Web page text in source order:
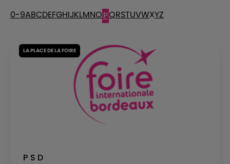
0-9ABCDEFGHIJKLMNOPQRSTUVWXYZ
LA PLACE DE LA FOIRE
P S D